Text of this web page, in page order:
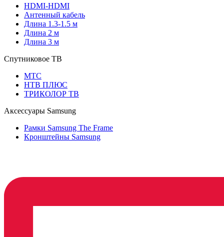
HDMI-HDMI
Антенный кабель
Длина 1.3-1.5 м
Длина 2 м
Длина 3 м
Спутниковое ТВ
МТС
НТВ ПЛЮС
ТРИКОЛОР ТВ
Аксессуары Samsung
Рамки Samsung The Frame
Кронштейны Samsung